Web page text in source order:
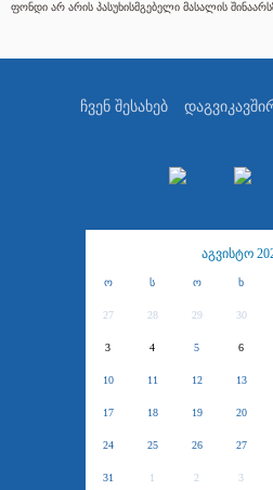
ფონდი არ არის პასუხისმგებელი მასალის
ჩვენ შესახებ
აგვისტო
ო ს ო ხ
27 28 29 30
3 4 5 6
10 11 12 13
17 18 19 20
24 25 26 27
31 1 2 3